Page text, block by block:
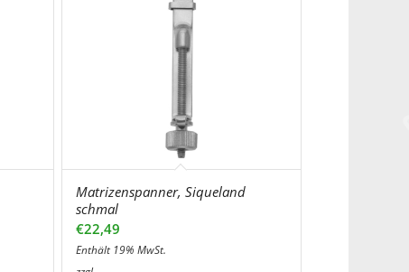
Matrizenspanner, Siqueland
schmal
€22,49
Enthält 19% MwSt.